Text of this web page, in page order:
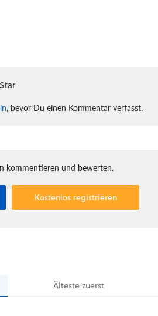
, bevor Du einen Kommentar verfasst.
kommentieren und bewerten.
Kostenlos registrieren
Ältestezuerst